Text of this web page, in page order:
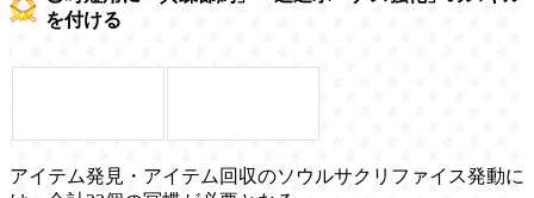
を付ける
アイテム発見・アイテム回収のソウルサクリファイス発動に